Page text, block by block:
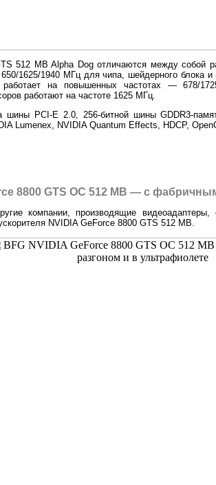
512 MB Alpha Dog отличаются между собой
1625/1940 МГц для чипа, шейдерного блока
работает на повышенных частотах — 678/
работают на частоте 1625 МГц.
шины PCI-E 2.0, 256-битной шины GDDR3-
Lumenex, NVIDIA Quantum Effects, HDCP,
8800 GTS OC 512 MB — с
компании, производящие
NVIDIA GeForce 8800 GTS 512 MB.